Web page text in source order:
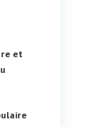
et